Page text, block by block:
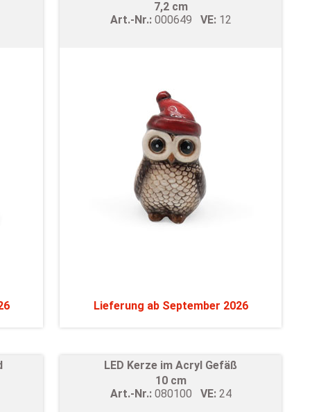
7,2 cm
Art.-Nr.: 000649 VE: 12
Lieferung ab September 2026
LED Kerze im Acryl Gefäß
10 cm
Art.-Nr.: 080100 VE: 24